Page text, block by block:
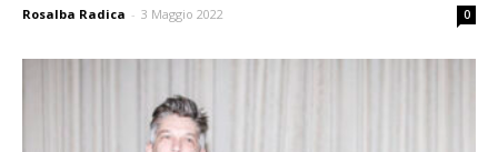
Rosalba Radica - 3 Maggio 2022 0